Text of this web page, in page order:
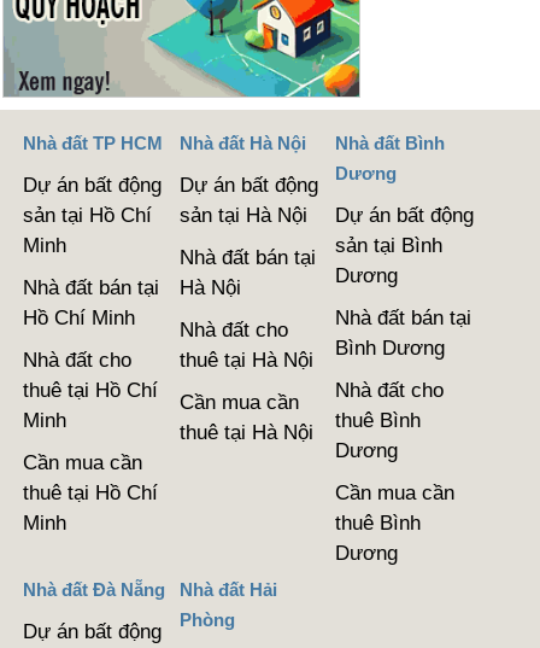
Nhà đất TP HCM
Dự án bất động
sản tại Hồ Chí
Minh
Nhà đất bán tại
Hồ Chí Minh
Nhà đất cho
thuê tại Hồ Chí
Minh
Cần mua cần
thuê tại Hồ Chí
Minh
Nhà đất Hà Nội
Dự án bất động
sản tại Hà Nội
Nhà đất bán tại
Hà Nội
Nhà đất cho
thuê tại Hà Nội
Cần mua cần
thuê tại Hà Nội
Nhà đất Bình
Dương
Dự án bất động
sản tại Bình
Dương
Nhà đất bán tại
Bình Dương
Nhà đất cho
thuê Bình
Dương
Cần mua cần
thuê Bình
Dương
Nhà đất Đà Nẵng
Dự án bất động
Nhà đất Hải
Phòng